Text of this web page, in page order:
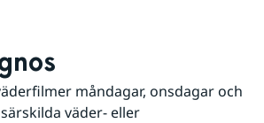
måndagar, onsdagar och
väder- eller